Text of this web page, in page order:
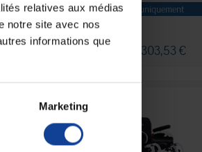
relatives aux médias
notre site avec nos
informations que
Marketing
En magasin uniquement
à partir de 3 303,53 €